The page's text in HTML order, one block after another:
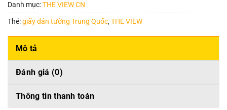
Danh mục:THE VIEW CN
Thẻ:giấy dán tường Trung Quốc,THE VIEW
Mô tả
Đánh giá (0)
Thông tin thanh toán